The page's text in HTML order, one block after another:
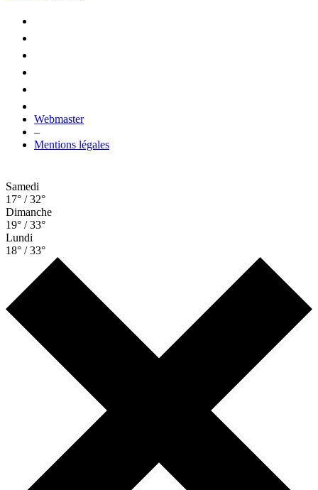
Webmaster
–
Mentions légales
Samedi
17° / 32°
Dimanche
19° / 33°
Lundi
18° / 33°